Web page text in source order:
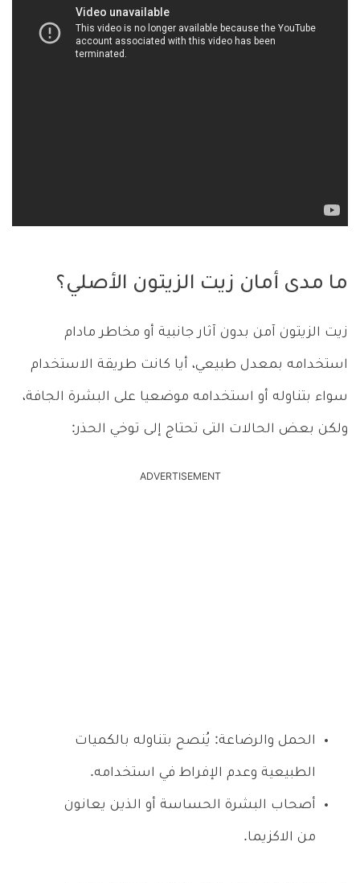
ما مدى أمان زيت الزيتون الأصلي؟
زيت الزيتون آمن بدون آثار جانبية أو مخاطر مادام
استخدامه بمعدل طبيعي، أيا كانت طريقة الاستخدام
سواء بتناوله أو استخدامه موضعيا على البشرة الجافة،
ولكن بعض الحالات التى تحتاج إلى توخي الحذر:
ADVERTISEMENT
الحمل والرضاعة: يُنصح بتناوله بالكميات
الطبيعية وعدم الإفراط في استخدامه.
أصحاب البشرة الحساسة أو الذين يعانون
من الاكزيما.